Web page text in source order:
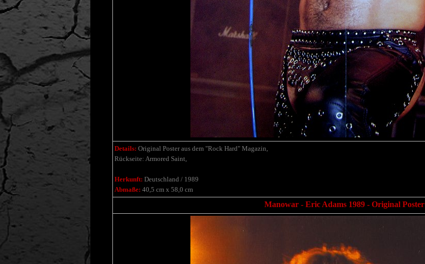
Details: Original Poster aus dem "Rock Hard" Magazin,
Rückseite: Armored Saint,
Herkunft: Deutschland / 1989
Abmaße: 40,5 cm x 58,0 cm
Manowar - Eric Adams 1989 - Original Poster